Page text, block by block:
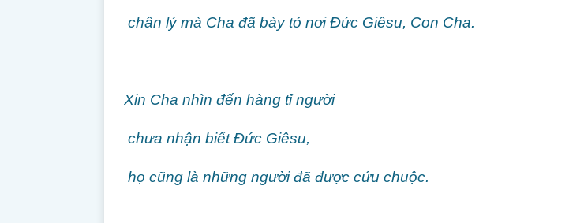
chân lý mà Cha đã bày tỏ nơi Đức Giêsu, Con Cha.
Xin Cha nhìn đến hàng tỉ người
chưa nhận biết Đức Giêsu,
họ cũng là những người đã được cứu chuộc.